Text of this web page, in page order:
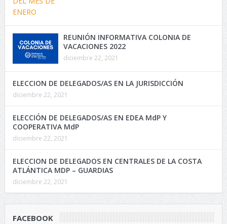
REUNIÓN INFORMATIVA COLONIA DE
VACACIONES 2022
diciembre 22, 2021
ELECCION DE DELEGADOS/AS EN LA JURISDICCIÓN
diciembre 22, 2021
ELECCIÓN DE DELEGADOS/AS EN EDEA MdP Y
COOPERATIVA MdP
diciembre 22, 2021
ELECCION DE DELEGADOS EN CENTRALES DE LA COSTA
ATLÁNTICA MDP – GUARDIAS
diciembre 22, 2021
FACEBOOK